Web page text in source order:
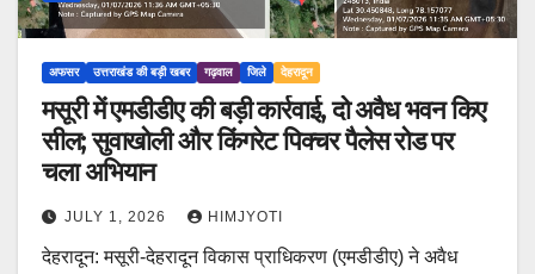
अफसर उत्तराखंड की बड़ी खबर गढ़वाल जिले देहरादून
मसूरी में एमडीडीए की बड़ी कार्रवाई, दो अवैध भवन किए
सील; सुवाखोली और किंगरेट पिक्चर पैलेस रोड पर
चला अभियान
JULY 1, 2026 HIMJYOTI
देहरादून: मसूरी-देहरादून विकास प्राधिकरण (एमडीडीए) ने अवैध